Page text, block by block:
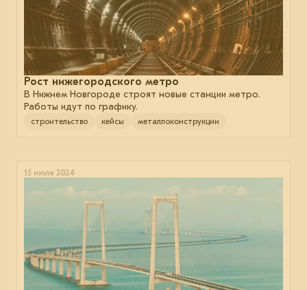
Рост нижегородского метро
В Нижнем Новгороде строят новые станции метро.
Работы идут по графику.
строительство кейсы металлоконструкции
15 июля 2024